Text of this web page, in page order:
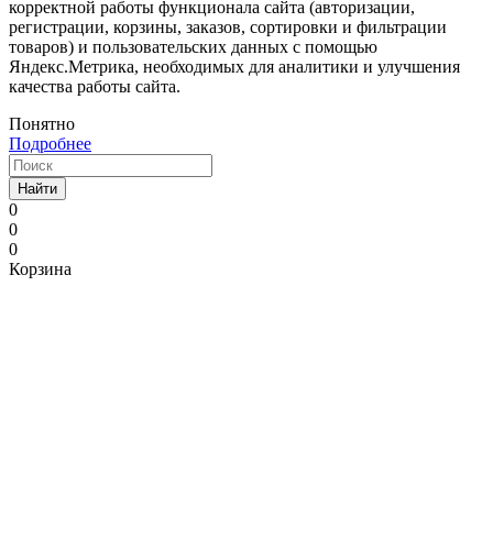
корректной работы функционала сайта (авторизации,
регистрации, корзины, заказов, сортировки и фильтрации
товаров) и пользовательских данных с помощью
Яндекс.Метрика, необходимых для аналитики и улучшения
качества работы сайта.
Понятно
Подробнее
Найти
0
0
0
Корзина